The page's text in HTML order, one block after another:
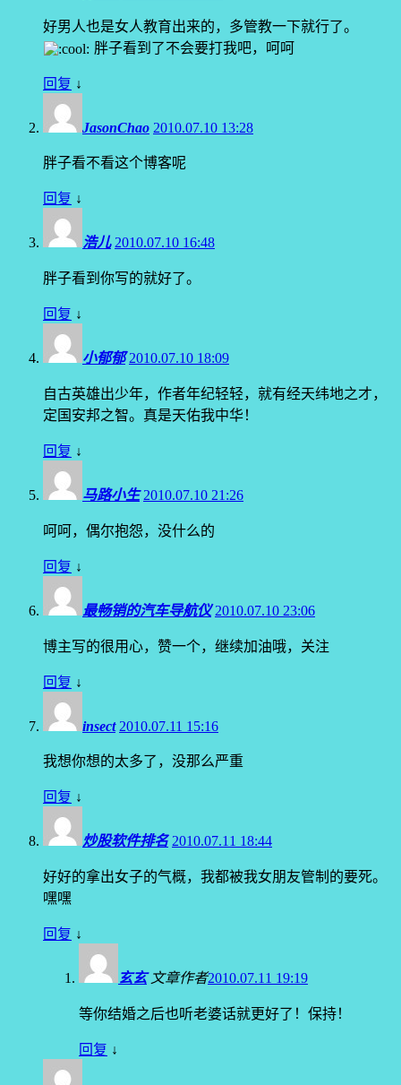
好男人也是女人教育出来的，多管教一下就行了。
胖子看到了不会要打我吧，呵呵
回复 ↓
JasonChao 2010.07.10 13:28
胖子看不看这个博客呢
回复 ↓
浩儿 2010.07.10 16:48
胖子看到你写的就好了。
回复 ↓
小郁郁 2010.07.10 18:09
自古英雄出少年，作者年纪轻轻，就有经天纬地之才，
定国安邦之智。真是天佑我中华！
回复 ↓
马路小生 2010.07.10 21:26
呵呵，偶尔抱怨，没什么的
回复 ↓
最畅销的汽车导航仪 2010.07.10 23:06
博主写的很用心，赞一个，继续加油哦，关注
回复 ↓
insect 2010.07.11 15:16
我想你想的太多了，没那么严重
回复 ↓
炒股软件排名 2010.07.11 18:44
好好的拿出女子的气概，我都被我女朋友管制的要死。
嘿嘿
回复 ↓
玄玄 文章作者2010.07.11 19:19
等你结婚之后也听老婆话就更好了！保持！
回复 ↓